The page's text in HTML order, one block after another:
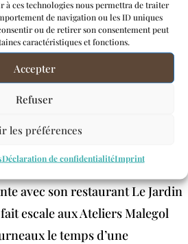
à ces technologies nous permettra de traiter
de navigation ou les ID uniques
ou de retirer son consentement peut
caractéristiques et fonctions.
Accepter
Refuser
les préférences
Déclaration de confidentialitéImprint
cuisiner des produits bretons
se fera un plaisir de vous
mois, la « Fée du Morbihan »
avec son restaurant Le Jardin
escale aux Ateliers Malegol
le temps d’une